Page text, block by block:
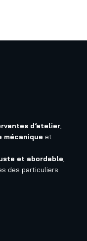
d’atelier
mécanique et
et abordable
des particuliers